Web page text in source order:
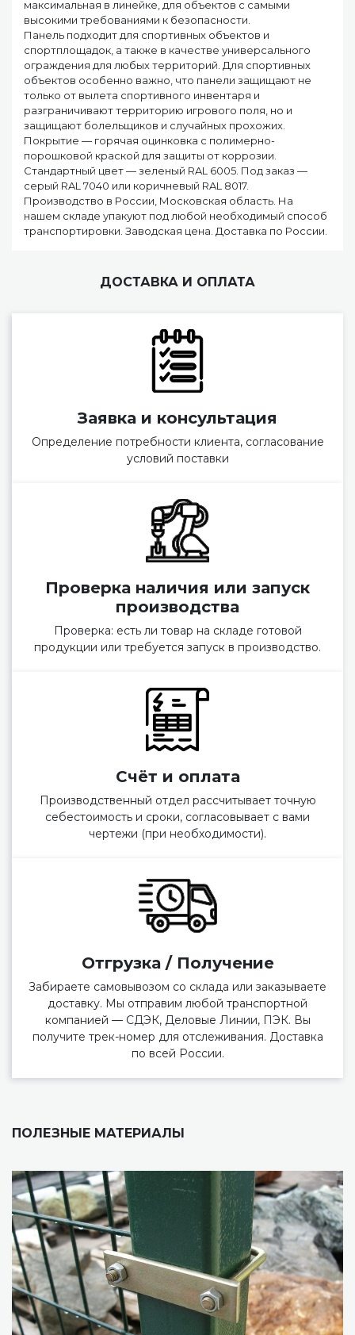
максимальная в линейке, для объектов с самыми
высокими требованиями к безопасности.
Панель подходит для спортивных объектов и
спортплощадок, а также в качестве универсального
ограждения для любых территорий. Для спортивных
объектов особенно важно, что панели защищают не
только от вылета спортивного инвентаря и
разграничивают территорию игрового поля, но и
защищают болельщиков и случайных прохожих.
Покрытие — горячая оцинковка с полимерно-
порошковой краской для защиты от коррозии.
Стандартный цвет — зеленый RAL 6005. Под заказ —
серый RAL 7040 или коричневый RAL 8017.
Производство в России, Московская область. На
нашем складе упакуют под любой необходимый способ
транспортировки. Заводская цена. Доставка по России.
ДОСТАВКА И ОПЛАТА
Заявка и консультация
Определение потребности клиента, согласование
условий поставки
Проверка наличия или запуск
производства
Проверка: есть ли товар на складе готовой
продукции или требуется запуск в производство.
Счёт и оплата
Производственный отдел рассчитывает точную
себестоимость и сроки, согласовывает с вами
чертежи (при необходимости).
Отгрузка / Получение
Забираете самовывозом со склада или заказываете
доставку. Мы отправим любой транспортной
компанией — СДЭК, Деловые Линии, ПЭК. Вы
получите трек-номер для отслеживания. Доставка
по всей России.
ПОЛЕЗНЫЕ МАТЕРИАЛЫ